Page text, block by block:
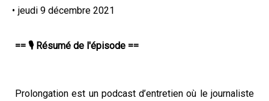
• jeudi 9 décembre 2021
== 🎙️ Résumé de l'épisode ==
Prolongation est un podcast d’entretien où le journaliste